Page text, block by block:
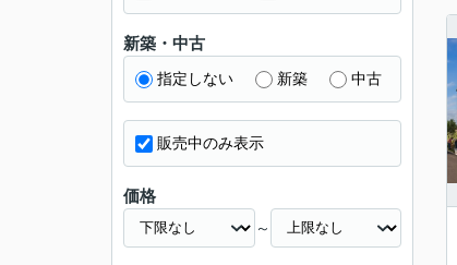
新築・中古
指定しない 新築 中古
販売中のみ表示
価格
～